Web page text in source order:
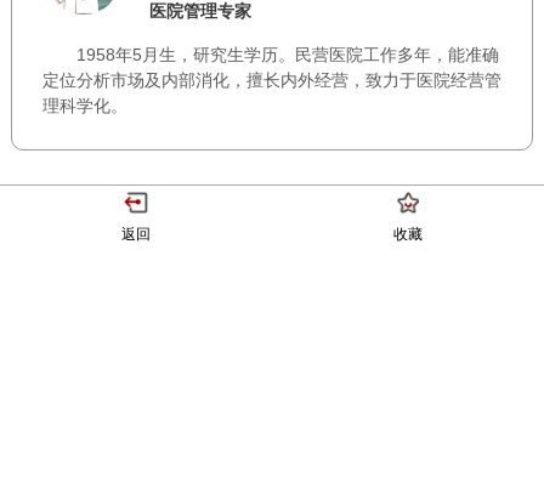
医院管理专家
1958年5月生，研究生学历。民营医院工作多年，能准确
定位分析市场及内部消化，擅长内外经营，致力于医院经营管
理科学化。
返回 收藏